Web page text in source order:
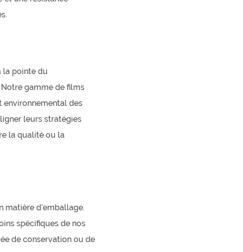
la pointe du
gamme de films
environnemental des
leurs stratégies
la qualité ou la
matière d’emballage.
spécifiques de nos
de conservation ou de